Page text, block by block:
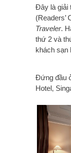
Đây là giải
(Readers’
Traveler.
thứ 2 và
khách sạn
Đứng đầu
Hotel,